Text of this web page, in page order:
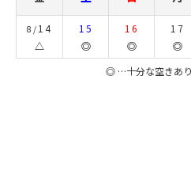
8/ 14
△
15
◎
16
◎
17
◎
◎ …十分な空きあ